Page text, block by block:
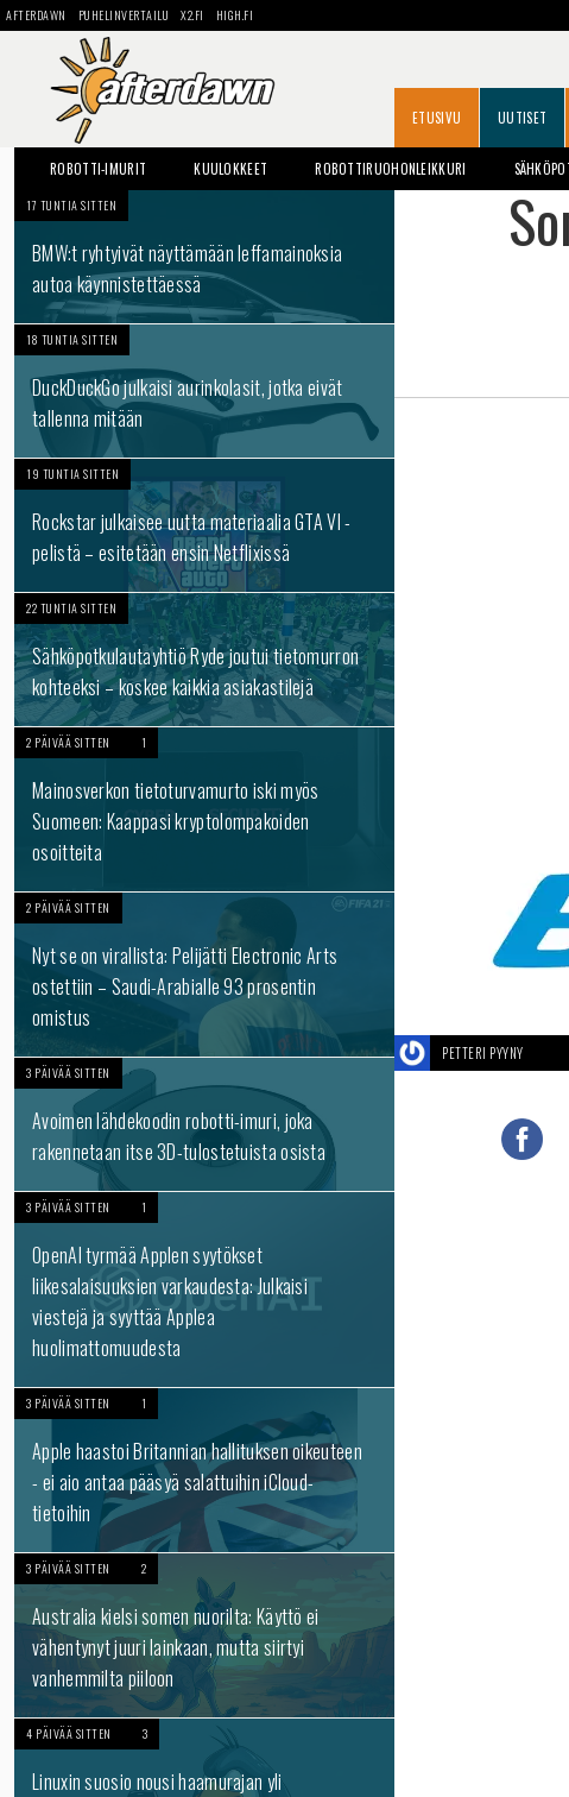
AFTERDAWN PUHELINVERTAILU X2.FI HIGH.FI
ETUSIVU UUTISET
ROBOTTI-IMURIT KUULOKKEET ROBOTTIRUOHONLEIKKURI
17 TUNTIA SITTEN
BMW:t ryhtyivät näyttämään leffamainoksia
autoa käynnistettäessä
18 TUNTIA SITTEN
DuckDuckGo julkaisi aurinkolasit, jotka eivät
tallenna mitään
19 TUNTIA SITTEN
Rockstar julkaisee uutta materiaalia GTA VI -
pelistä – esitetään ensin Netflixissä
22 TUNTIA SITTEN
Sähköpotkulautayhtiö Ryde joutui tietomurron
kohteeksi – koskee kaikkia asiakastilejä
2 PÄIVÄÄ SITTEN 1
Mainosverkon tietoturvamurto iski myös
Suomeen: Kaappasi kryptolompakoiden
osoitteita
2 PÄIVÄÄ SITTEN
Nyt se on virallista: Pelijätti Electronic Arts
ostettiin – Saudi-Arabialle 93 prosentin
omistus
3 PÄIVÄÄ SITTEN
Avoimen lähdekoodin robotti-imuri, joka
rakennetaan itse 3D-tulostetuista osista
3 PÄIVÄÄ SITTEN 1
OpenAI tyrmää Applen syytökset
liikesalaisuuksien varkaudesta: Julkaisi
viestejä ja syyttää Applea
huolimattomuudesta
3 PÄIVÄÄ SITTEN 1
Apple haastoi Britannian hallituksen oikeuteen
- ei aio antaa pääsyä salattuihin iCloud-
tietoihin
3 PÄIVÄÄ SITTEN 2
Australia kielsi somen nuorilta: Käyttö ei
vähentynyt juuri lainkaan, mutta siirtyi
vanhemmilta piiloon
4 PÄIVÄÄ SITTEN 3
Linuxin suosio nousi haamurajan yli
PETTERI PYYNY